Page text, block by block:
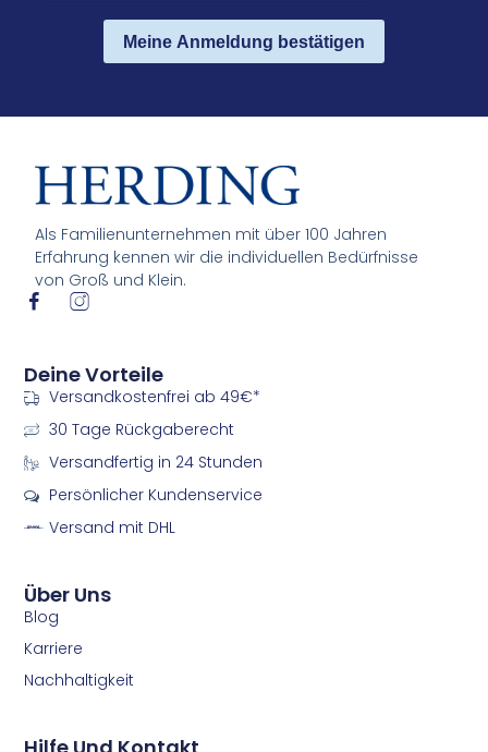
Meine Anmeldung bestätigen
Als Familienunternehmen mit über 100 Jahren
Erfahrung kennen wir die individuellen Bedürfnisse
von Groß und Klein.
I
-
f
a
c
e
b
o
k
I
-
i
n
s
t
g
a
Über Uns
Blog
Karriere
Nachhaltigkeit
Deine Vorteile
Versandkostenfrei ab 49€*
30 Tage Rückgaberecht
Versandfertig in 24 Stunden
Persönlicher Kundenservice
Versand mit DHL